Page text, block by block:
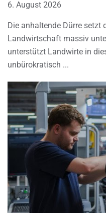
6. August 2026
Die anhaltende Dürre setzt
Landwirtschaft massiv
unterstützt Landwirte in
unbürokratisch